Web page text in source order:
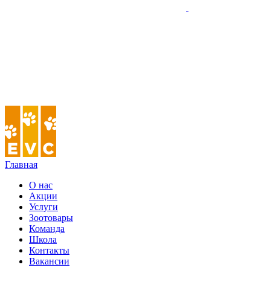
Главная
О нас
Акции
Услуги
Зоотовары
Команда
Школа
Контакты
Вакансии